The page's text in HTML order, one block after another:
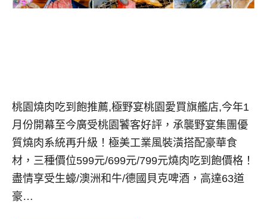
桃園燒肉吃到飽推薦,極野宴桃園愛買旗艦店,今年1
月份開幕至今廣受桃園饕客好評，承襲野宴集團優
質燒肉系統再升級！極美工業風裝潢搭配豪華食
材，三種價位599元/699元/799元燒肉吃到飽價格！
盡情享受生蠔/澳洲和牛/德國貝克啤酒，高達63道
豪…